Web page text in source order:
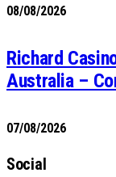
08/08/2026
Richard
Australia –
07/08/2026
Social